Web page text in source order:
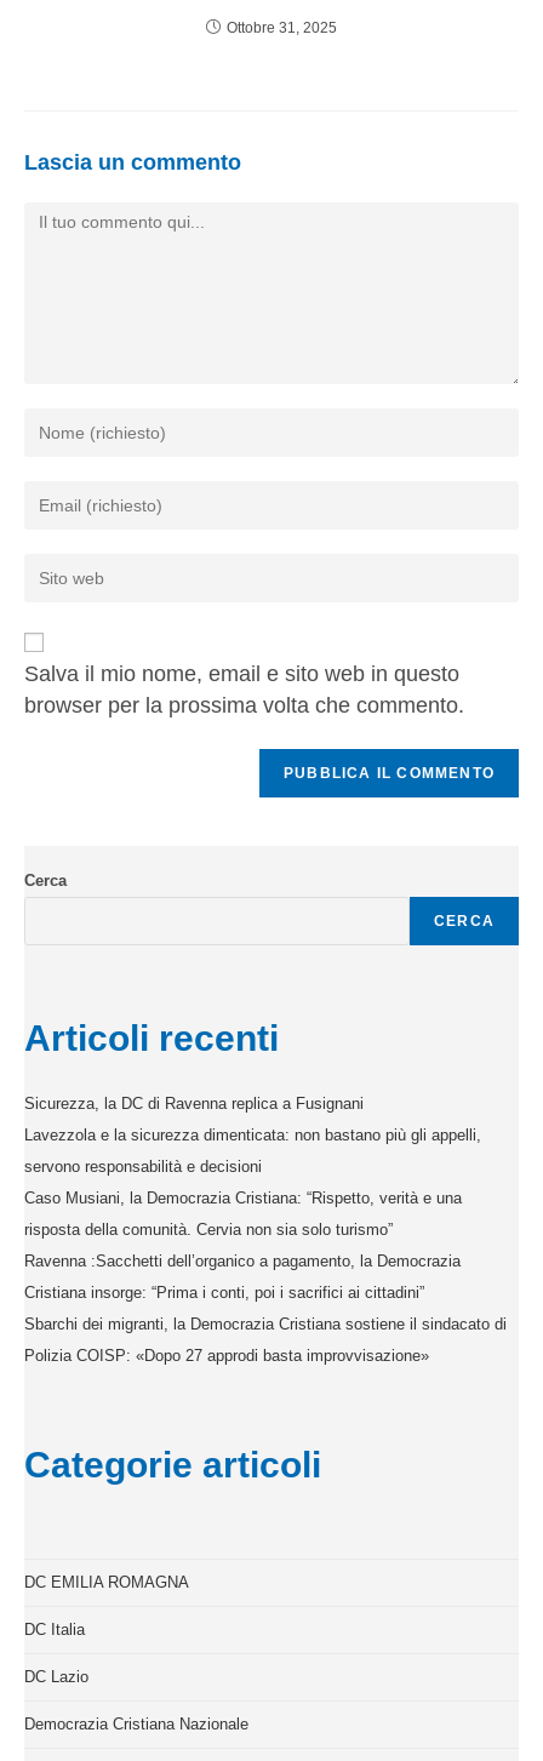
Ottobre 31, 2025
Lascia un commento
Salva il mio nome, email e sito web in questo
browser per la prossima volta che commento.
Cerca
CERCA
Articoli recenti
Sicurezza, la DC di Ravenna replica a Fusignani
Lavezzola e la sicurezza dimenticata: non bastano più gli appelli,
servono responsabilità e decisioni
Caso Musiani, la Democrazia Cristiana: “Rispetto, verità e una
risposta della comunità. Cervia non sia solo turismo”
Ravenna :Sacchetti dell’organico a pagamento, la Democrazia
Cristiana insorge: “Prima i conti, poi i sacrifici ai cittadini”
Sbarchi dei migranti, la Democrazia Cristiana sostiene il sindacato di
Polizia COISP: «Dopo 27 approdi basta improvvisazione»
Categorie articoli
DC EMILIA ROMAGNA
DC Italia
DC Lazio
Democrazia Cristiana Nazionale